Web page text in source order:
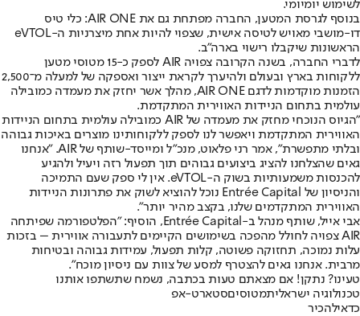
לשימוש יומיומי.
בנוסף לגרסת המטען, החברה מפתחת גם את AIR ONE: כלי טיס
דו-מושבי מאויש לטיסה אישית, שצפוי להיות אחת מיצרניות ה-eVTOL
הראשונות שיקבלו רישוי בארה"ב.
לדברי החברה, בשנה הקרובה צפויה AIR לספק כ-15 מטוסי מטען
ללקוחות בארץ ובעולם ולהיערך לקראת ייצור ואספקה של למעלה מ־2,500
הזמנות מוקדמות לדגם AIR ONE, מהלך אשר יחזק את מעמדה כמובילה
עולמית בתחום הניידות האווירית המתקדמת.
"הגיוס הנוכחי מחזק את מעמדה של AIR כמובילה עולמית בתחום הניידות
האווירית המתקדמת ויאפשר לנו לספק ללקוחותינו מוצרים באיכות גבוהה
ובלתי מתפשרת", אמר רני פלאוט, מנכ”ל ומייסד-שותף של AIR. "אנחנו
גאים שהצלחנו להציג ביצועים גבוהים תוך תפעול רזה ויעיל ולהגיע
להכנסות משמעותיות בשוק ה-eVTOL. אין לי ספק שעם התמיכה
והניסיון של Entrée Capital נוכל להוציא לשוק את פתרונות הניידות
האווירית המתקדמים שלנו, בקצב מהיר יותר".
אבי אייל, שותף מנהל ב-Entrée Capital, הוסיף: "הפלטפורמה שפיתחה
AIR צפויה לחולל מהפכה בשימושים הקיימים לתעבורה אווירית – בזכות
עלות נמוכה, תחזוקה פשוטה, קלות תפעול, עמידות גבוהה ובטיחות
מרבית. אנחנו גאים להצטרף למסע של צוות עם ניסיון מוכח".
טעינו? נתקן! אם מצאתם טעות בכתבה, נשמח שתשתפו אותנו
טכנולוגיה ישראליתמטוסיםסטארט-אפ
כדאילהכיר